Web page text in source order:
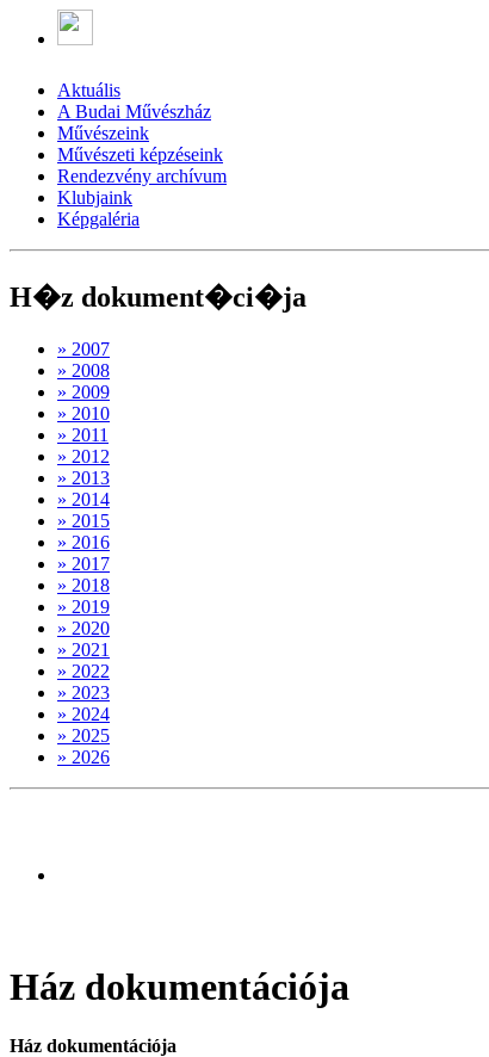
Aktuális
A Budai Művészház
Művészeink
Művészeti képzéseink
Rendezvény archívum
Klubjaink
Képgaléria
H�z dokument�ci�ja
» 2007
» 2008
» 2009
» 2010
» 2011
» 2012
» 2013
» 2014
» 2015
» 2016
» 2017
» 2018
» 2019
» 2020
» 2021
» 2022
» 2023
» 2024
» 2025
» 2026
Ház dokumentációja
Ház dokumentációja